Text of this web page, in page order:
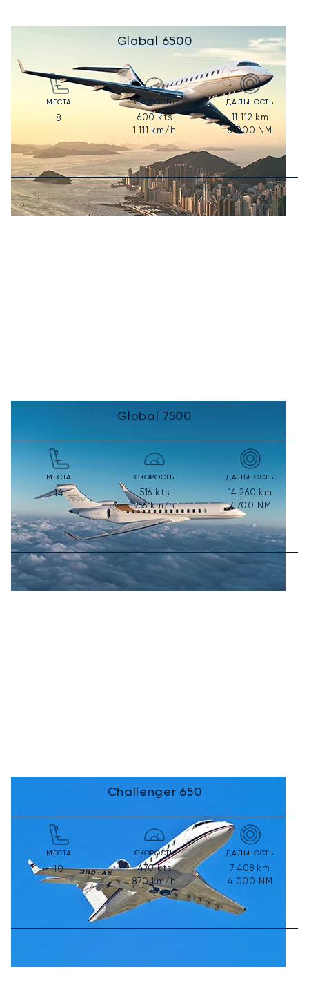
Global 6500
МЕСТА
8
СКОРОСТЬ
600kts
1 111 km/h
ДАЛЬНОСТЬ
11 112 km
6 000 NM
Global 7500
МЕСТА
14
СКОРОСТЬ
516 kts
956km/h
ДАЛЬНОСТЬ
14 260 km
7 700 NM
Challenger 650
МЕСТА
10
СКОРОСТЬ
470kts
870km/h
ДАЛЬНОСТЬ
7 408 km
4 000 NM